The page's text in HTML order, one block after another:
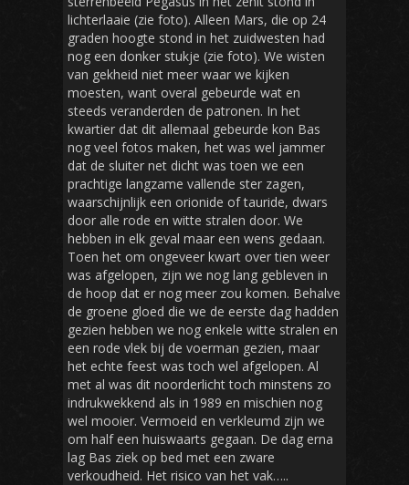
lichterlaaie (zie foto). Alleen Mars, die op 24
graden hoogte stond in het zuidwesten had
nog een donker stukje (zie foto). We wisten
van gekheid niet meer waar we kijken
moesten, want overal gebeurde wat en
steeds veranderden de patronen. In het
kwartier dat dit allemaal gebeurde kon Bas
nog veel fotos maken, het was wel jammer
dat de sluiter net dicht was toen we een
prachtige langzame vallende ster zagen,
waarschijnlijk een orionide of tauride, dwars
door alle rode en witte stralen door. We
hebben in elk geval maar een wens gedaan.
Toen het om ongeveer kwart over tien weer
was afgelopen, zijn we nog lang gebleven in
de hoop dat er nog meer zou komen. Behalve
de groene gloed die we de eerste dag hadden
gezien hebben we nog enkele witte stralen en
een rode vlek bij de voerman gezien, maar
het echte feest was toch wel afgelopen. Al
met al was dit noorderlicht toch minstens zo
indrukwekkend als in 1989 en mischien nog
wel mooier. Vermoeid en verkleumd zijn we
om half een huiswaarts gegaan. De dag erna
lag Bas ziek op bed met een zware
verkoudheid. Het risico van het vak…..